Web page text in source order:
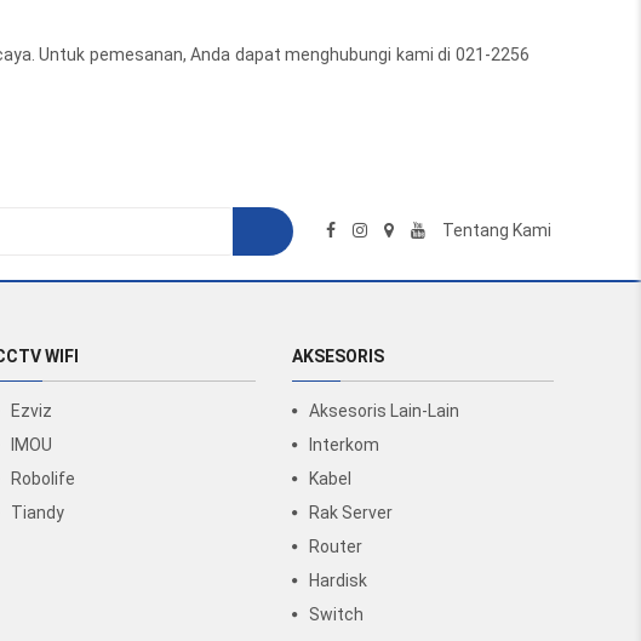
Untuk pemesanan, Anda dapat menghubungi kami di 021-2256
Tentang Kami
WIFI
Ezviz
IMOU
Robolife
Tiandy
AKSESORIS
Aksesoris Lain-Lain
Interkom
Kabel
Rak Server
Router
Hardisk
Switch